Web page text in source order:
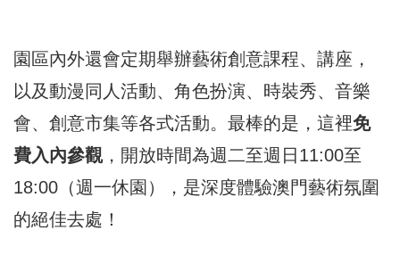
園區內外還會定期舉辦藝術創意課程、講座，
以及動漫同人活動、角色扮演、時裝秀、音樂
會、創意市集等各式活動。最棒的是，這裡免
費入內參觀，開放時間為週二至週日11:00至
18:00（週一休園），是深度體驗澳門藝術氛圍
的絕佳去處！